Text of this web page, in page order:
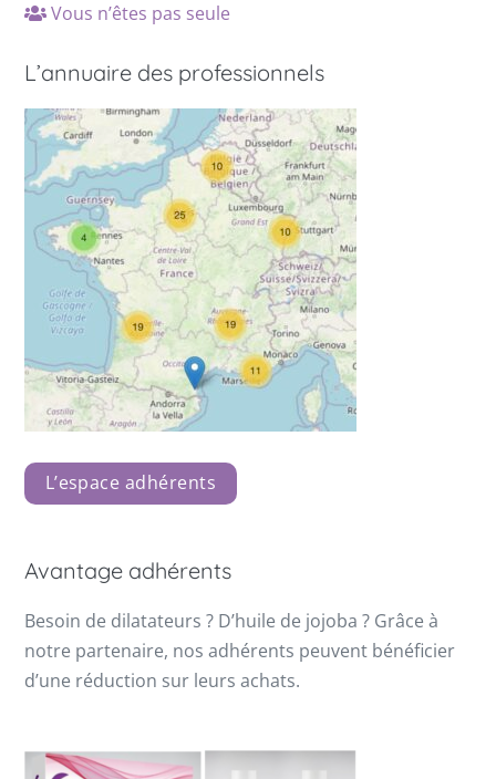
Vous n’êtes pas seule
L’annuaire des professionnels
L’espace adhérents
Avantage adhérents
Besoin de dilatateurs ? D’huile de jojoba ? Grâce à
notre partenaire, nos adhérents peuvent bénéficier
d’une réduction sur leurs achats.